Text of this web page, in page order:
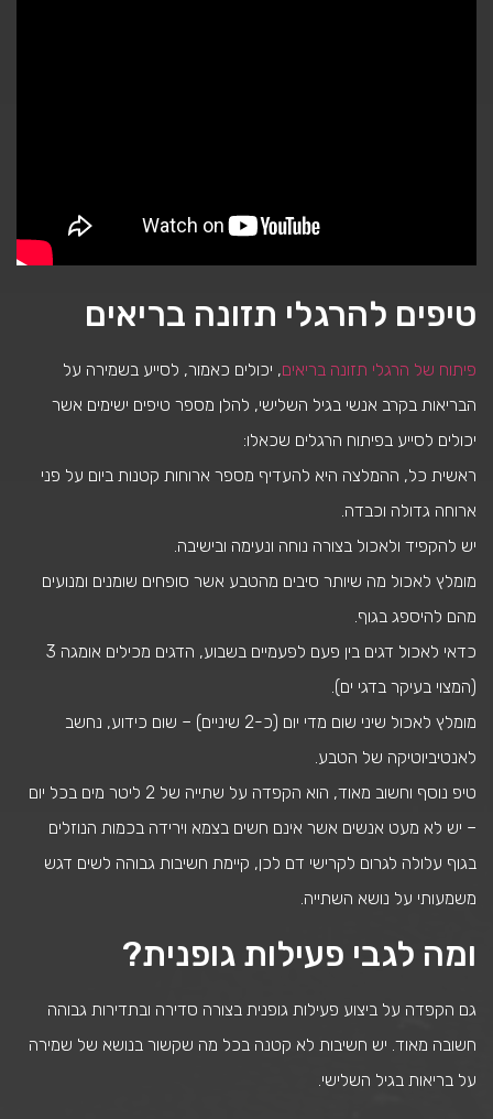
טיפים להרגלי תזונה בריאים
פיתוח של הרגלי תזונה בריאים, יכולים כאמור, לסייע בשמירה על
הבריאות בקרב אנשי בגיל השלישי, להלן מספר טיפים ישימים אשר
יכולים לסייע בפיתוח הרגלים שכאלו:
ראשית כל, ההמלצה היא להעדיף מספר ארוחות קטנות ביום על פני
ארוחה גדולה וכבדה.
יש להקפיד ולאכול בצורה נוחה ונעימה ובישיבה.
מומלץ לאכול מה שיותר סיבים מהטבע אשר סופחים שומנים ומנועים
מהם להיספג בגוף.
כדאי לאכול דגים בין פעם לפעמיים בשבוע, הדגים מכילים אומגה 3
(המצוי בעיקר בדגי ים).
מומלץ לאכול שיני שום מדי יום (כ-2 שיניים) – שום כידוע, נחשב
לאנטיביוטיקה של הטבע.
טיפ נוסף וחשוב מאוד, הוא הקפדה על שתייה של 2 ליטר מים בכל יום
– יש לא מעט אנשים אשר אינם חשים בצמא וירידה בכמות הנוזלים
בגוף עלולה לגרום לקרישי דם לכן, קיימת חשיבות גבוהה לשים דגש
משמעותי על נושא השתייה.
ומה לגבי פעילות גופנית?
גם הקפדה על ביצוע פעילות גופנית בצורה סדירה ובתדירות גבוהה
חשובה מאוד. יש חשיבות לא קטנה בכל מה שקשור בנושא של שמירה
על בריאות בגיל השלישי.